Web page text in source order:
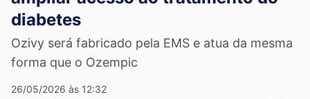
diabetes
Ozivy será fabricado pela EMS e atua da mesma
forma que o Ozempic
26/05/2026 às 12:32